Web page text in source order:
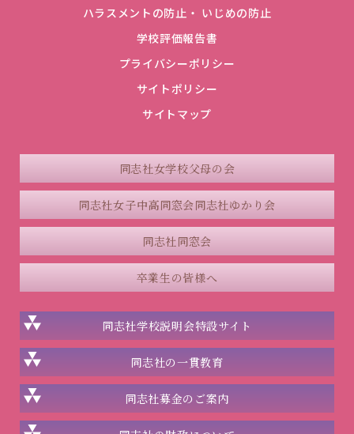
ハラスメントの防止・ いじめの防止
学校評価報告書
プライバシーポリシー
サイトポリシー
サイトマップ
同志社女学校父母の会
同志社女子中高同窓会同志社ゆかり会
同志社同窓会
卒業生の皆様へ
同志社学校説明会特設サイト
同志社の一貫教育
同志社募金のご案内